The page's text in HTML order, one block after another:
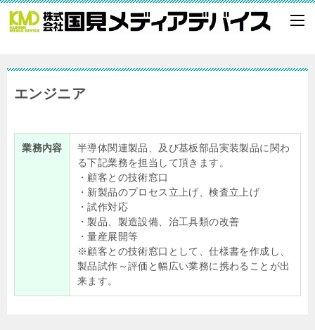
エンジニア
業務内容
半導体関連製品、及び基板部品実装製品に関わ
る下記業務を担当して頂きます。
・顧客との技術窓口
・新製品のプロセス立上げ、検査立上げ
・試作対応
・製品、製造設備、治工具類の改善
・量産展開等
※顧客との技術窓口として、仕様書を作成し、
製品試作～評価と幅広い業務に携わることが出
来ます。